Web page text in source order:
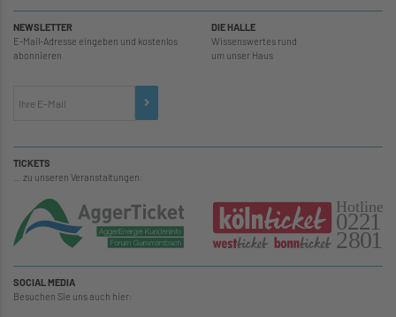
NEWSLETTER
E-Mail-Adresse eingeben und kostenlos
abonnieren
DIE HALLE
Wissenswertes rund
um unser Haus
TICKETS
... zu unseren Veranstaltungen:
SOCIAL MEDIA
Besuchen Sie uns auch hier: